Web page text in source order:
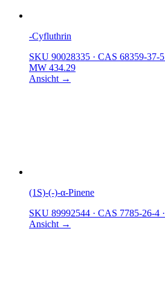
-Cyfluthrin
SKU 90028335 · CAS 68359-37-5
MW 434.29
Ansicht →
(1S)-(-)-α-Pinene
SKU 89992544 · CAS 7785-26-4 ·
Ansicht →